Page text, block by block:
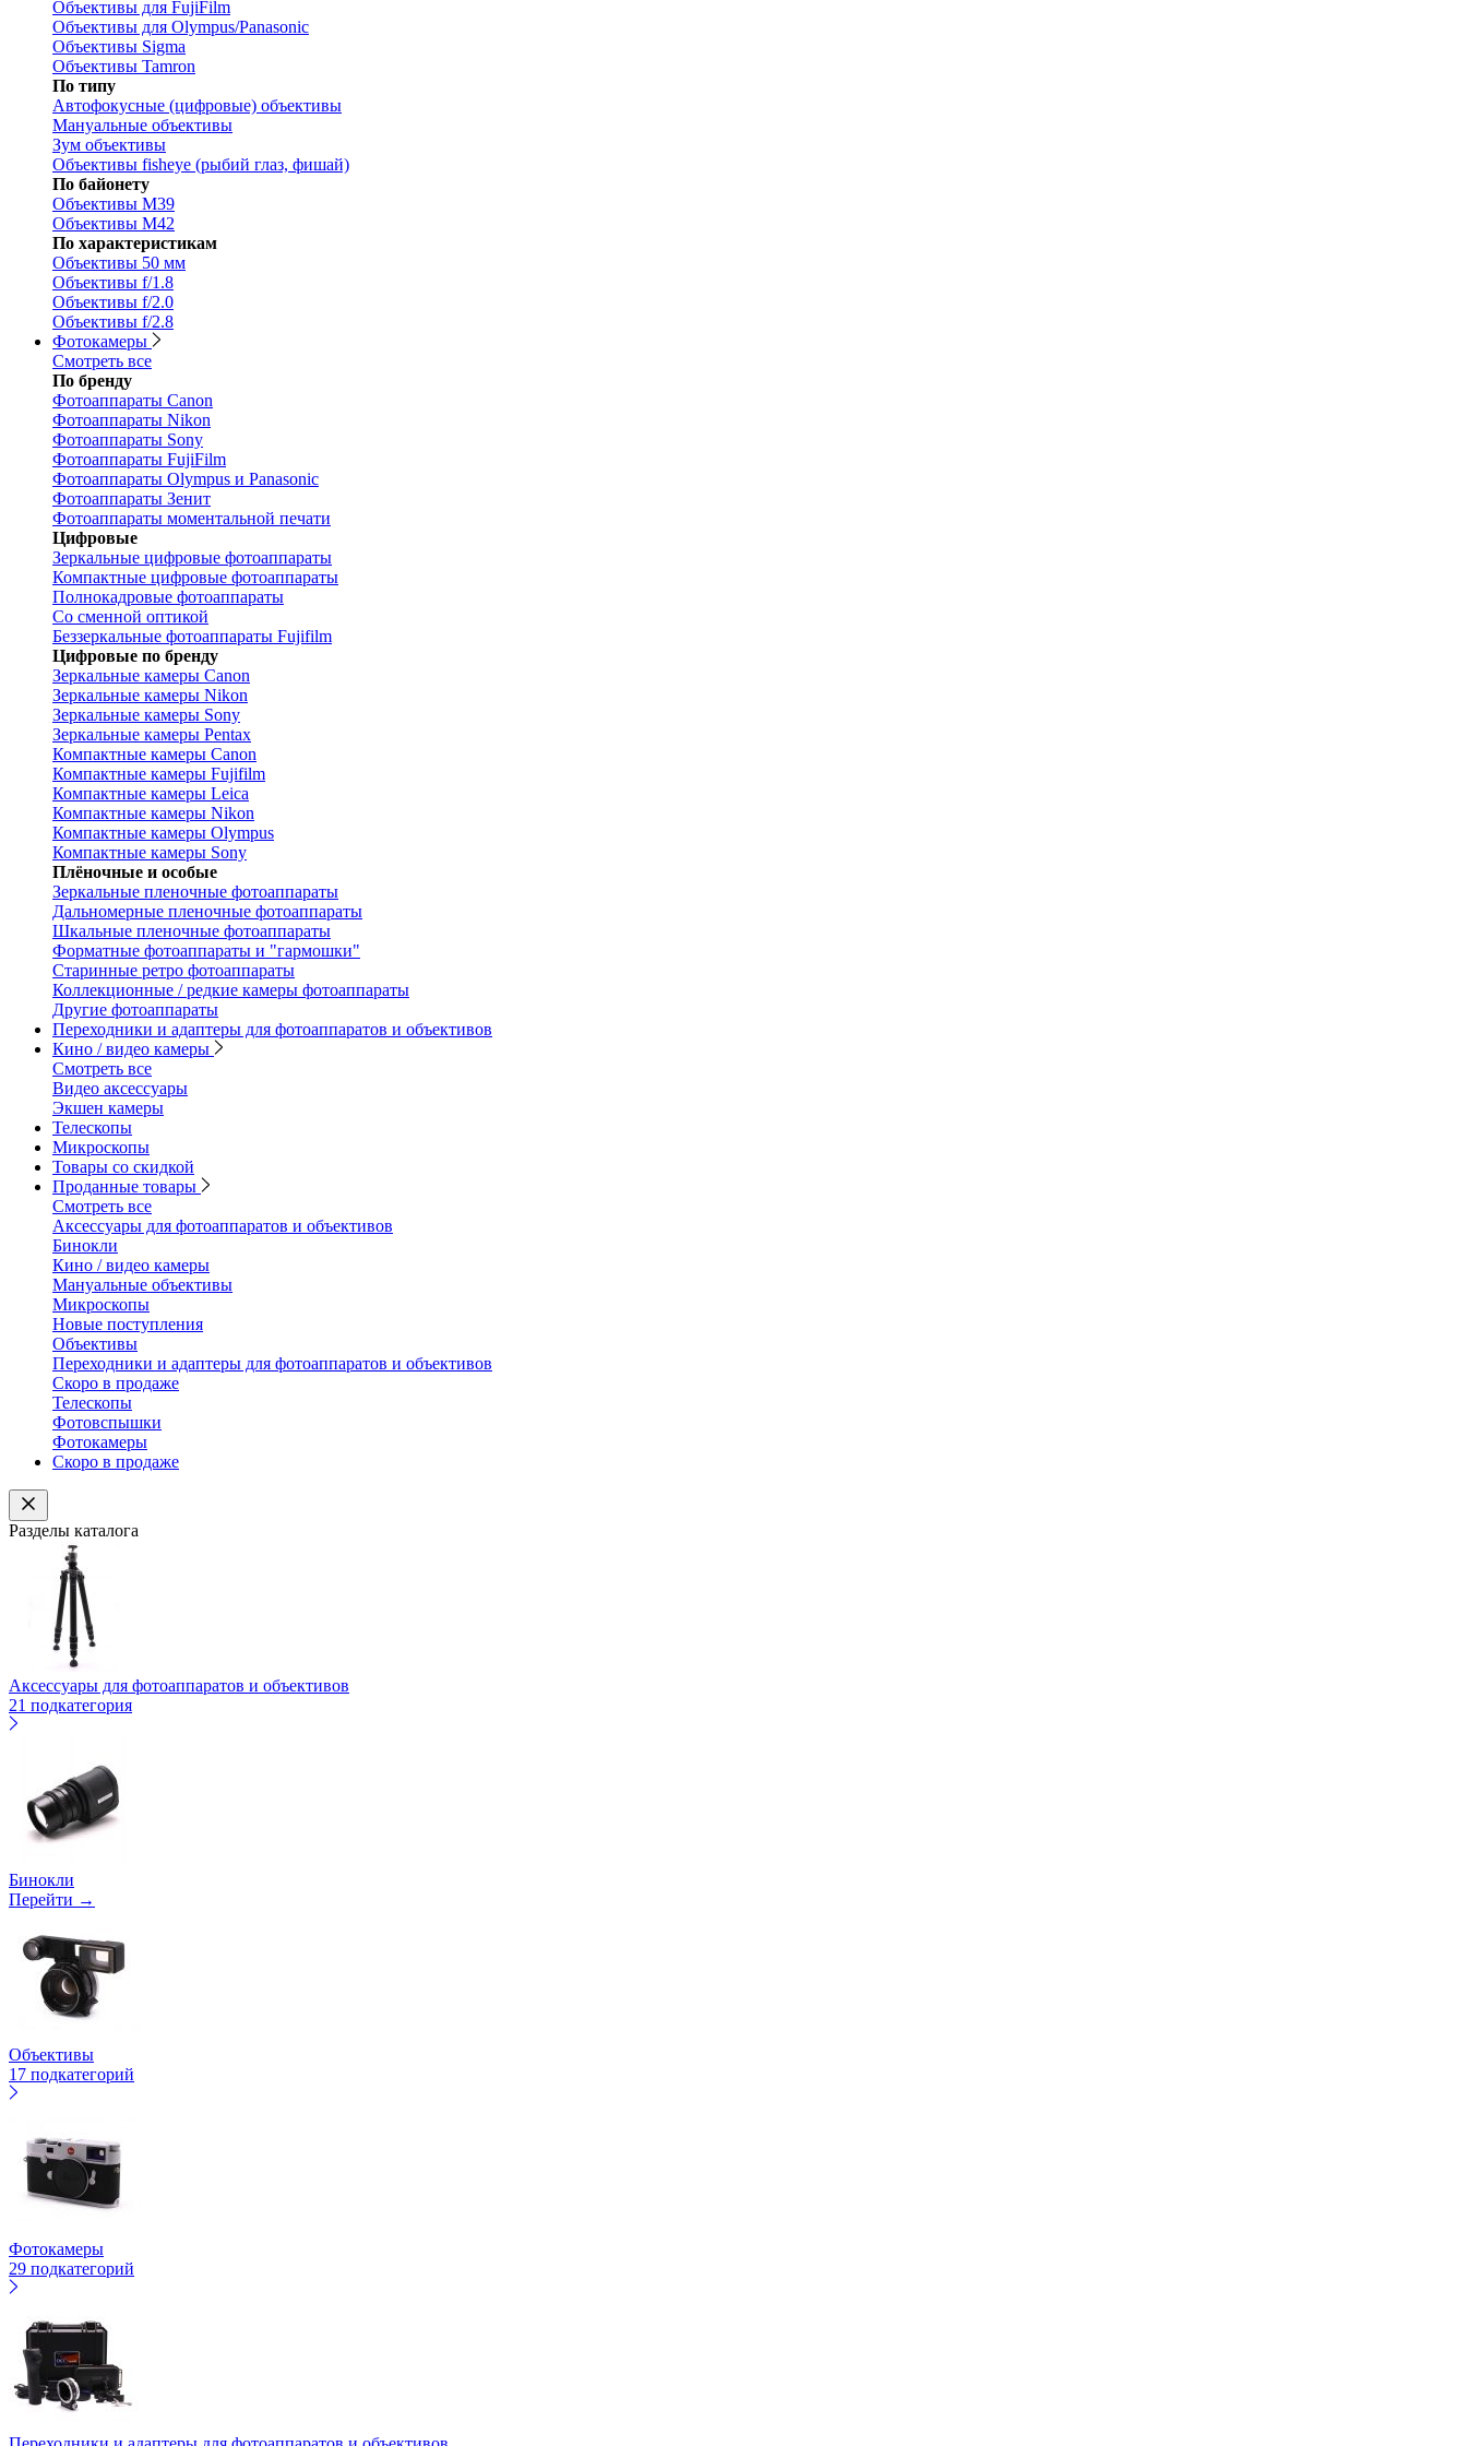
Объективы для FujiFilm
Объективы для Olympus/Panasonic
Объективы Sigma
Объективы Tamron
По типу
Автофокусные (цифровые) объективы
Мануальные объективы
Зум объективы
Объективы fisheye (рыбий глаз, фишай)
По байонету
Объективы M39
Объективы M42
По характеристикам
Объективы 50 мм
Объективы f/1.8
Объективы f/2.0
Объективы f/2.8
Фотокамеры
Смотреть все
По бренду
Фотоаппараты Canon
Фотоаппараты Nikon
Фотоаппараты Sony
Фотоаппараты FujiFilm
Фотоаппараты Olympus и Panasonic
Фотоаппараты Зенит
Фотоаппараты моментальной печати
Цифровые
Зеркальные цифровые фотоаппараты
Компактные цифровые фотоаппараты
Полнокадровые фотоаппараты
Со сменной оптикой
Беззеркальные фотоаппараты Fujifilm
Цифровые по бренду
Зеркальные камеры Canon
Зеркальные камеры Nikon
Зеркальные камеры Sony
Зеркальные камеры Pentax
Компактные камеры Canon
Компактные камеры Fujifilm
Компактные камеры Leica
Компактные камеры Nikon
Компактные камеры Olympus
Компактные камеры Sony
Плёночные и особые
Зеркальные пленочные фотоаппараты
Дальномерные пленочные фотоаппараты
Шкальные пленочные фотоаппараты
Форматные фотоаппараты и "гармошки"
Старинные ретро фотоаппараты
Коллекционные / редкие камеры фотоаппараты
Другие фотоаппараты
Переходники и адаптеры для фотоаппаратов и объективов
Кино / видео камеры
Смотреть все
Видео аксессуары
Экшен камеры
Телескопы
Микроскопы
Товары со скидкой
Проданные товары
Смотреть все
Аксессуары для фотоаппаратов и объективов
Бинокли
Кино / видео камеры
Мануальные объективы
Микроскопы
Новые поступления
Объективы
Переходники и адаптеры для фотоаппаратов и объективов
Скоро в продаже
Телескопы
Фотовспышки
Фотокамеры
Скоро в продаже
Разделы каталога
Аксессуары для фотоаппаратов и объективов
21 подкатегория
Бинокли
Перейти →
Объективы
17 подкатегорий
Фотокамеры
29 подкатегорий